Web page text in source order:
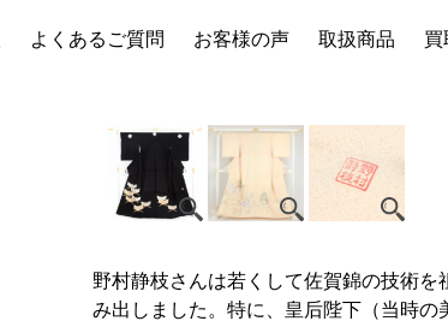
よくあるご質問 お客様の声 取扱商品
野村静枝さんは若くして佐賀錦の技術
み出しました。特に、皇后陛下（当時